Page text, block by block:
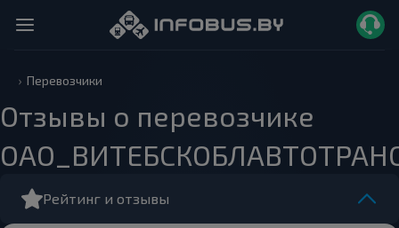
Перевозчики
Отзывы о перевозчике
Рейтинг и отзывы